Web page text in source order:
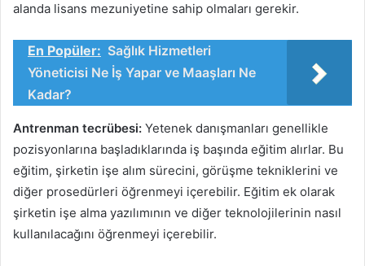
alanda lisans mezuniyetine sahip olmaları gerekir.
En Popüler: Sağlık Hizmetleri
Yöneticisi Ne İş Yapar ve Maaşları Ne
Kadar?
Antrenman tecrübesi: Yetenek danışmanları genellikle
pozisyonlarına başladıklarında iş başında eğitim alırlar. Bu
eğitim, şirketin işe alım sürecini, görüşme tekniklerini ve
diğer prosedürleri öğrenmeyi içerebilir. Eğitim ek olarak
şirketin işe alma yazılımının ve diğer teknolojilerinin nasıl
kullanılacağını öğrenmeyi içerebilir.